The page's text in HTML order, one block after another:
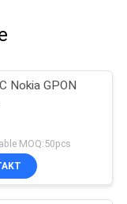
Nokia GPON
MOQ:50pcs